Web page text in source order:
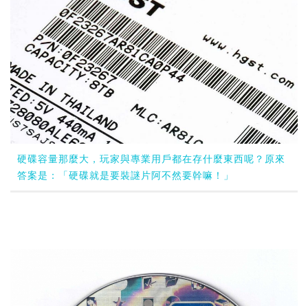
硬碟容量那麼大，玩家與專業用戶都在存什麼東西呢？原來
答案是：「硬碟就是要裝謎片阿不然要幹嘛！」